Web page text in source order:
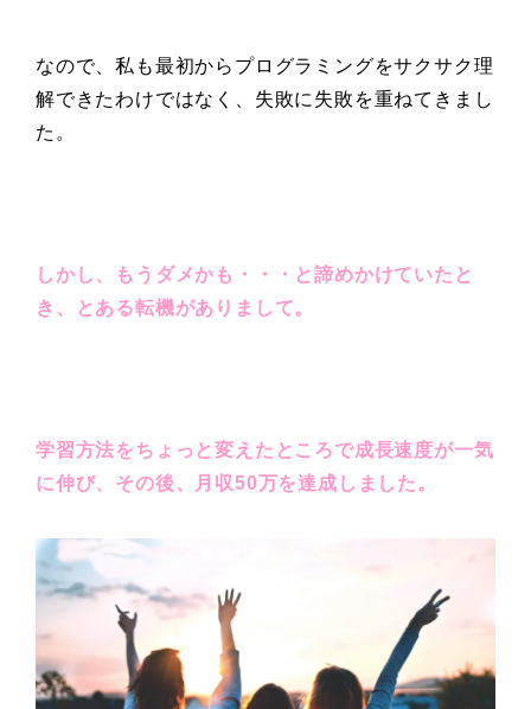
なので、私も最初からプログラミングをサクサク理
解できたわけではなく、失敗に失敗を重ねてきまし
た。
しかし、もうダメかも・・・と諦めかけていたと
き、とある転機がありまして。
学習方法をちょっと変えたところで成長速度が一気
に伸び、その後、月収50万を達成しました。